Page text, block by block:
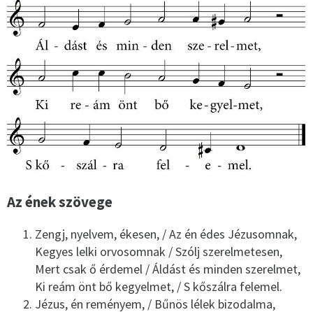
Az ének szövege
Zengj, nyelvem, ékesen, / Az én édes Jézusomnak,
Kegyes lelki orvosomnak / Szólj szerelmetesen,
Mert csak ő érdemel / Áldást és minden szerelmet,
Ki reám önt bő kegyelmet, / S kőszálra felemel.
Jézus, én reményem, / Bűnös lélek bizodalma,